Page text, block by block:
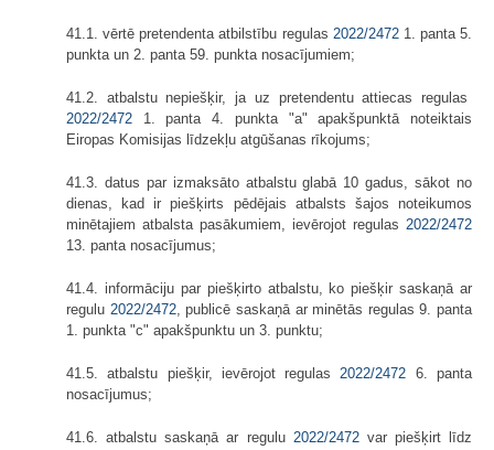
41.1. vērtē pretendenta atbilstību regulas 2022/24721. panta 5.
punkta un 2. panta 59. punkta nosacījumiem;
41.2. atbalstu nepiešķir, ja uz pretendentu attiecas regulas
2022/2472 1. panta 4. punkta "a" apakšpunktā noteiktais
Eiropas Komisijas līdzekļu atgūšanas rīkojums;
41.3. datus par izmaksāto atbalstu glabā 10 gadus, sākot no
dienas, kad ir piešķirts pēdējais atbalsts šajos noteikumos
minētajiem atbalsta pasākumiem, ievērojot regulas 2022/2472
13. panta nosacījumus;
41.4. informāciju par piešķirto atbalstu, ko piešķir saskaņā ar
regulu 2022/2472, publicē saskaņā ar minētās regulas 9. panta
1. punkta "c" apakšpunktu un 3. punktu;
41.5. atbalstu piešķir, ievērojot regulas 2022/2472 6. panta
nosacījumus;
41.6. atbalstu saskaņā ar regulu 2022/2472var piešķirt līdz